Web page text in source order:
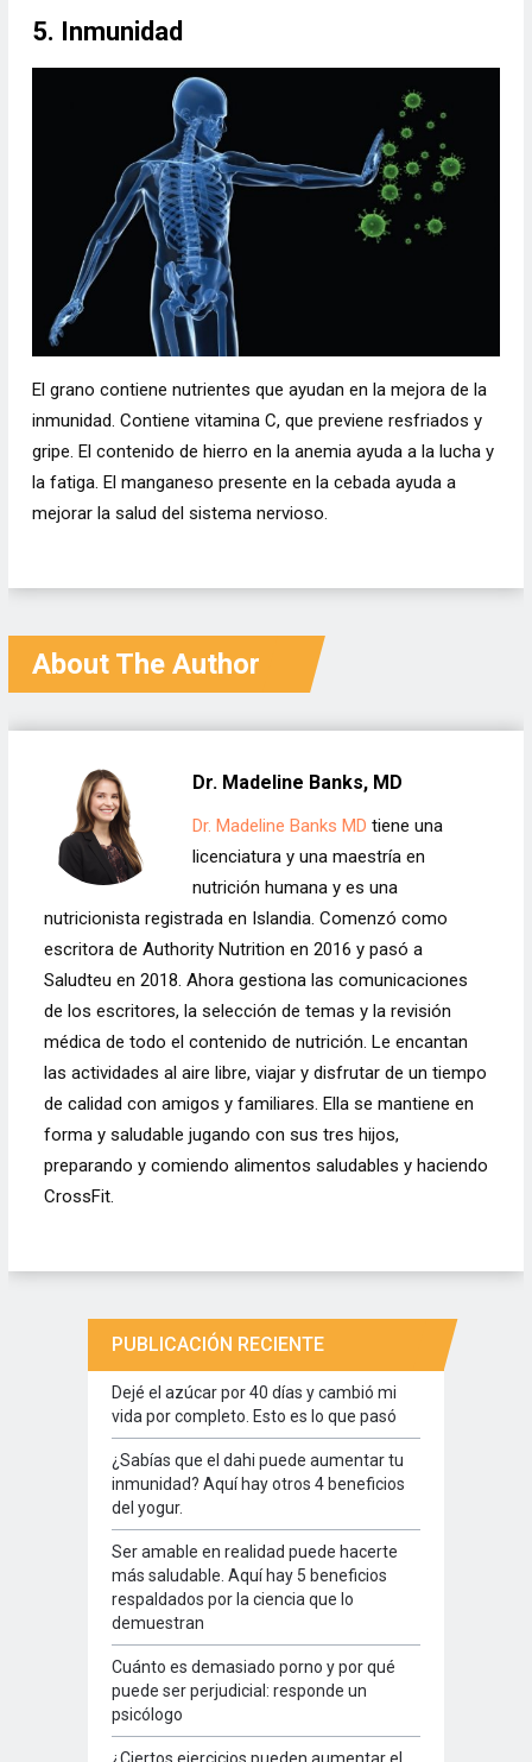
5. Inmunidad
El grano contiene nutrientes que ayudan en la mejora de la
inmunidad. Contiene vitamina C, que previene resfriados y
gripe. El contenido de hierro en la anemia ayuda a la lucha y
la fatiga. El manganeso presente en la cebada ayuda a
mejorar la salud del sistema nervioso.
About The Author
Dr. Madeline Banks, MD
Dr. Madeline Banks MD tiene una
licenciatura y una maestría en
nutrición humana y es una
nutricionista registrada en Islandia. Comenzó como
escritora de Authority Nutrition en 2016 y pasó a
Saludteu en 2018. Ahora gestiona las comunicaciones
de los escritores, la selección de temas y la revisión
médica de todo el contenido de nutrición. Le encantan
las actividades al aire libre, viajar y disfrutar de un tiempo
de calidad con amigos y familiares. Ella se mantiene en
forma y saludable jugando con sus tres hijos,
preparando y comiendo alimentos saludables y haciendo
CrossFit.
PUBLICACIÓN RECIENTE
Dejé el azúcar por 40 días y cambió mi
vida por completo. Esto es lo que pasó
¿Sabías que el dahi puede aumentar tu
inmunidad? Aquí hay otros 4 beneficios
del yogur.
Ser amable en realidad puede hacerte
más saludable. Aquí hay 5 beneficios
respaldados por la ciencia que lo
demuestran
Cuánto es demasiado porno y por qué
puede ser perjudicial: responde un
psicólogo